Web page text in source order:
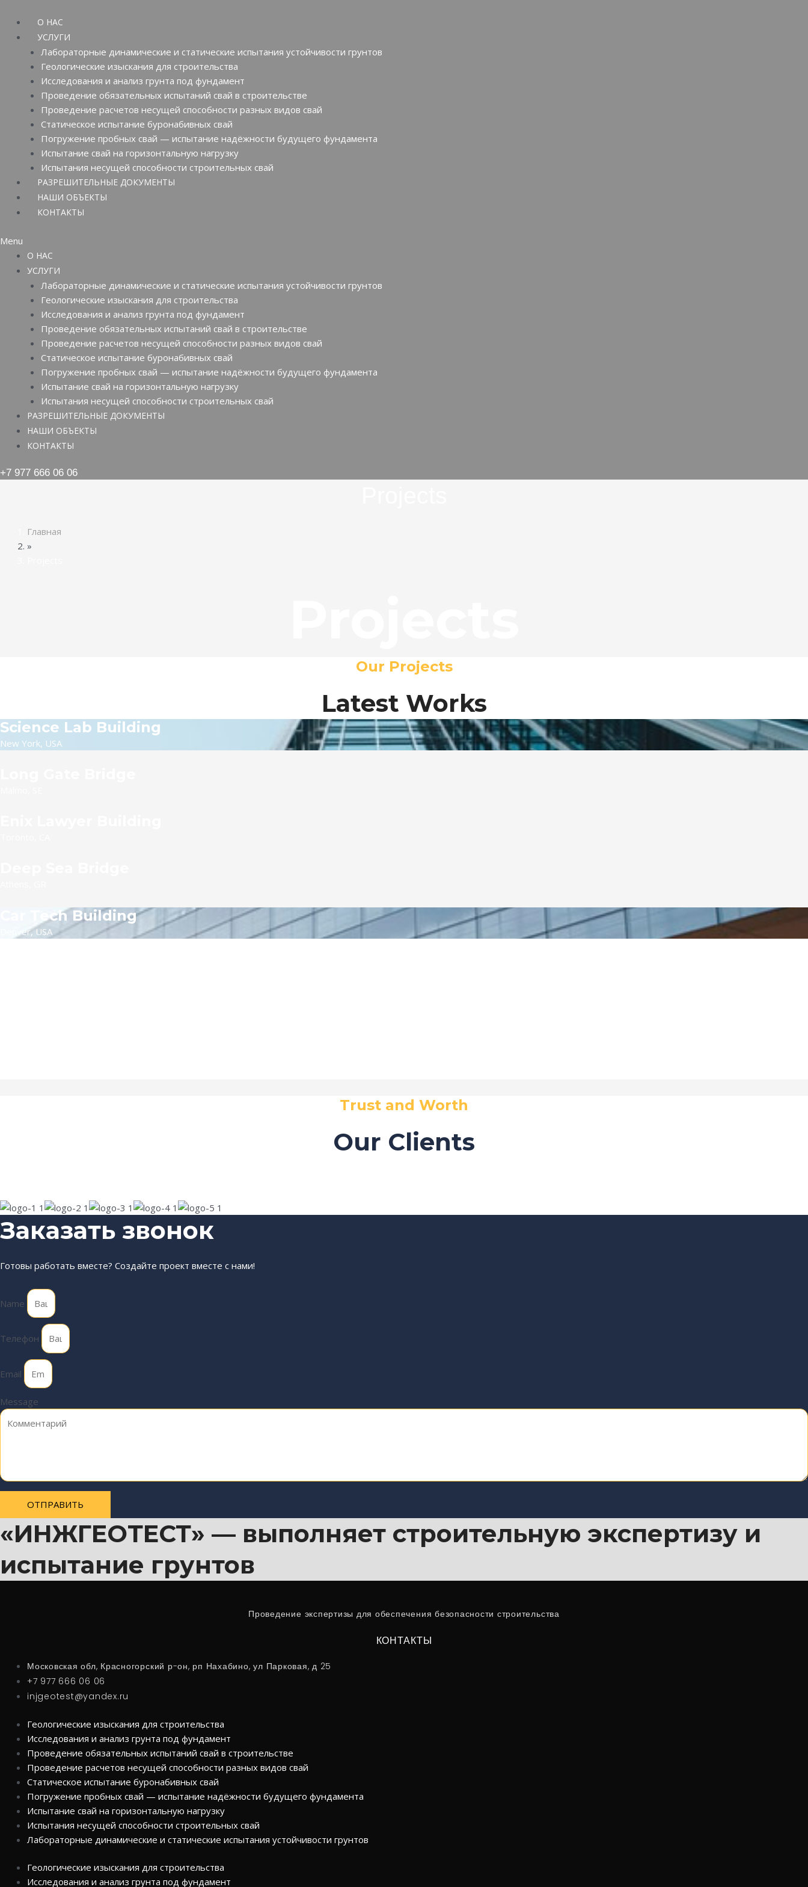
содержимому
О НАС
УСЛУГИ
Лабораторные динамические и статические испытания устойчивости грунтов
Геологические изыскания для строительства
Исследования и анализ грунта под фундамент
Проведение обязательных испытаний свай в строительстве
Проведение расчетов несущей способности разных видов свай
Статическое испытание буронабивных свай
Погружение пробных свай — испытание надёжности будущего фундамента
Испытание свай на горизонтальную нагрузку
Испытания несущей способности строительных свай
РАЗРЕШИТЕЛЬНЫЕ ДОКУМЕНТЫ
НАШИ ОБЪЕКТЫ
КОНТАКТЫ
Menu
О НАС
УСЛУГИ
Лабораторные динамические и статические испытания устойчивости грунтов
Геологические изыскания для строительства
Исследования и анализ грунта под фундамент
Проведение обязательных испытаний свай в строительстве
Проведение расчетов несущей способности разных видов свай
Статическое испытание буронабивных свай
Погружение пробных свай — испытание надёжности будущего фундамента
Испытание свай на горизонтальную нагрузку
Испытания несущей способности строительных свай
РАЗРЕШИТЕЛЬНЫЕ ДОКУМЕНТЫ
НАШИ ОБЪЕКТЫ
КОНТАКТЫ
+7 977 666 06 06
Главная
»
Our Projects
Latest Works
Science Lab Building
New York, USA
Car Tech Building
Denver, USA
Trust and Worth
Our Clients
Заказать звонок
Готовы работать вместе? Создайте проект вместе с нами!
Name
Телефон
Email
Message
ОТПРАВИТЬ
«ИНЖГЕОТЕСТ» — выполняет строительную экспертизу и
испытание грунтов
Проведение экспертизы для обеспечения безопасности строительства
КОНТАКТЫ
Московская обл, Красногорский р-он, рп Нахабино, ул Парковая, д 25
+7 977 666 06 06
injgeotest@yandex.ru
Геологические изыскания для строительства
Исследования и анализ грунта под фундамент
Проведение обязательных испытаний свай в строительстве
Проведение расчетов несущей способности разных видов свай
Статическое испытание буронабивных свай
Погружение пробных свай — испытание надёжности будущего фундамента
Испытание свай на горизонтальную нагрузку
Испытания несущей способности строительных свай
Лабораторные динамические и статические испытания устойчивости грунтов
Геологические изыскания для строительства
Исследования и анализ грунта под фундамент